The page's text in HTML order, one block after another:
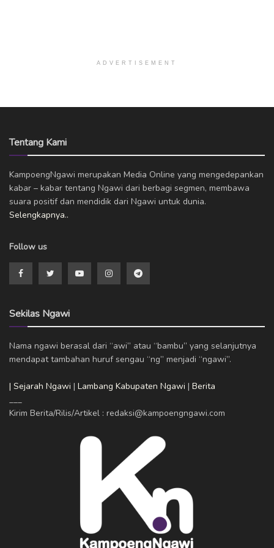
ADVERTISEMENT
Tentang Kami
KampoengNgawi merupakan Media Online yang mengedepankan
kabar – kabar tentang Ngawi dari berbagi segmen, membawa
suara positif dan mendidik dari Ngawi untuk dunia.
Selengkapnya..
Follow us
Sekilas Ngawi
Nama ngawi berasal dari “awi” atau “bambu” yang selanjutnya
mendapat tambahan huruf sengau “ng” menjadi “ngawi”.
| Sejarah Ngawi | Lambang Kabupaten Ngawi | Berita
Kirim Berita/Rilis/Artikel : redaksi@kampoengngawi.com